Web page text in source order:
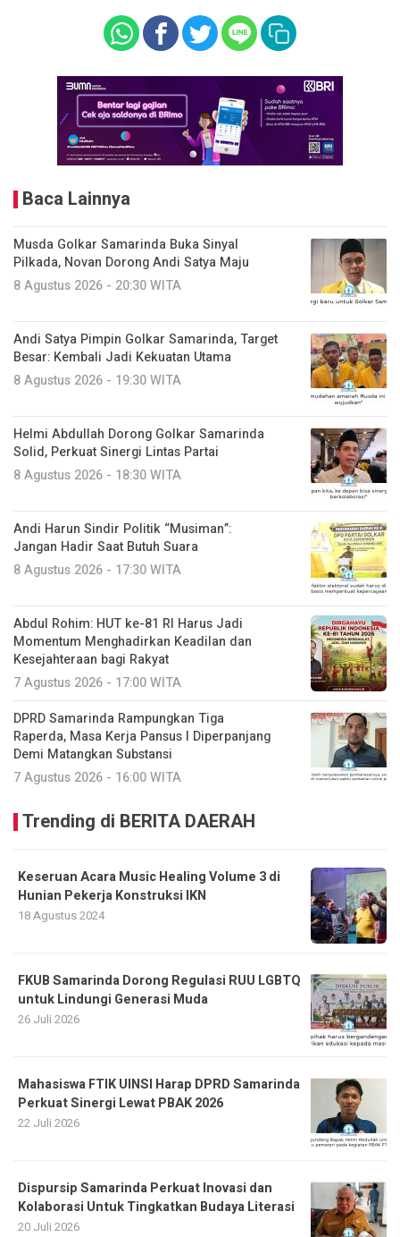
Baca Lainnya
Musda Golkar Samarinda Buka Sinyal
Pilkada, Novan Dorong Andi Satya Maju
8 Agustus 2026 - 20:30 WITA
Andi Satya Pimpin Golkar Samarinda, Target
Besar: Kembali Jadi Kekuatan Utama
8 Agustus 2026 - 19:30 WITA
Helmi Abdullah Dorong Golkar Samarinda
Solid, Perkuat Sinergi Lintas Partai
8 Agustus 2026 - 18:30 WITA
Andi Harun Sindir Politik “Musiman”:
Jangan Hadir Saat Butuh Suara
8 Agustus 2026 - 17:30 WITA
Abdul Rohim: HUT ke-81 RI Harus Jadi
Momentum Menghadirkan Keadilan dan
Kesejahteraan bagi Rakyat
7 Agustus 2026 - 17:00 WITA
DPRD Samarinda Rampungkan Tiga
Raperda, Masa Kerja Pansus I Diperpanjang
Demi Matangkan Substansi
7 Agustus 2026 - 16:00 WITA
Trending di BERITA DAERAH
Keseruan Acara Music Healing Volume 3 di
Hunian Pekerja Konstruksi IKN
18 Agustus 2024
FKUB Samarinda Dorong Regulasi RUU LGBTQ
untuk Lindungi Generasi Muda
26 Juli 2026
Mahasiswa FTIK UINSI Harap DPRD Samarinda
Perkuat Sinergi Lewat PBAK 2026
22 Juli 2026
Dispursip Samarinda Perkuat Inovasi dan
Kolaborasi Untuk Tingkatkan Budaya Literasi
20 Juli 2026